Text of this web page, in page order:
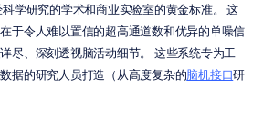
学研究的学术和商业实验室的黄金标准。 这
于令人难以置信的超高通道数和优异的单噪信
尽、深刻透视脑活动细节。 这些系统专为工
据的研究人员打造（从高度复杂的脑机接口研